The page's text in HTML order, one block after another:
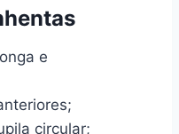
e
circular;